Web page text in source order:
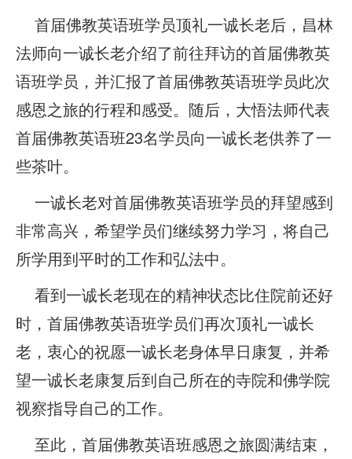
首届佛教英语班学员顶礼一诚长老后，昌林
法师向一诚长老介绍了前往拜访的首届佛教英
语班学员，并汇报了首届佛教英语班学员此次
感恩之旅的行程和感受。随后，大悟法师代表
首届佛教英语班23名学员向一诚长老供养了一
些茶叶。
一诚长老对首届佛教英语班学员的拜望感到
非常高兴，希望学员们继续努力学习，将自己
所学用到平时的工作和弘法中。
看到一诚长老现在的精神状态比住院前还好
时，首届佛教英语班学员们再次顶礼一诚长
老，衷心的祝愿一诚长老身体早日康复，并希
望一诚长老康复后到自己所在的寺院和佛学院
视察指导自己的工作。
至此，首届佛教英语班感恩之旅圆满结束，